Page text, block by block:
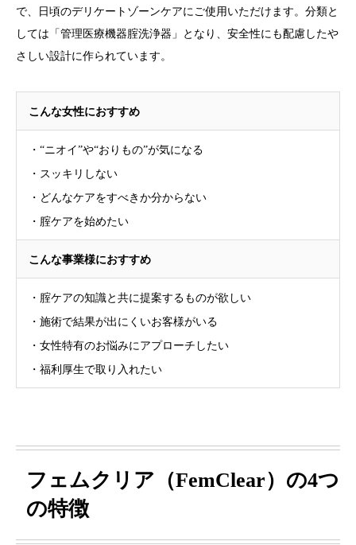
で、日頃のデリケートゾーンケアにご使用いただけます。分類と
しては「管理医療機器腟洗浄器」となり、安全性にも配慮したや
さしい設計に作られています。
こんな女性におすすめ
・“ニオイ”や“おりもの”が気になる
・スッキリしない
・どんなケアをすべきか分からない
・腟ケアを始めたい
こんな事業様におすすめ
・腟ケアの知識と共に提案するものが欲しい
・施術で結果が出にくいお客様がいる
・女性特有のお悩みにアプローチしたい
・福利厚生で取り入れたい
フェムクリア（FemClear）の4つ
の特徴